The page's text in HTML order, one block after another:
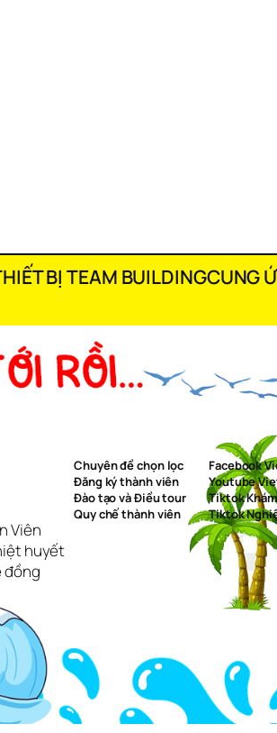
BỊ TEAM BUILDINGCUNG
Viên
huyết
đồng
Chuyên đề chọn lọc
Đăng ký thành viên
Đào tạo và Điều tour
Quy chế thành viên
Facebook
Youtube
Tiktok
Tiktok